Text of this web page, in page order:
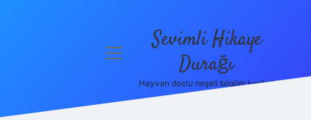
menüyü
Sevimli Hikaye
Durağı
Hayvan dostu neşeli bilgiler keşfet!